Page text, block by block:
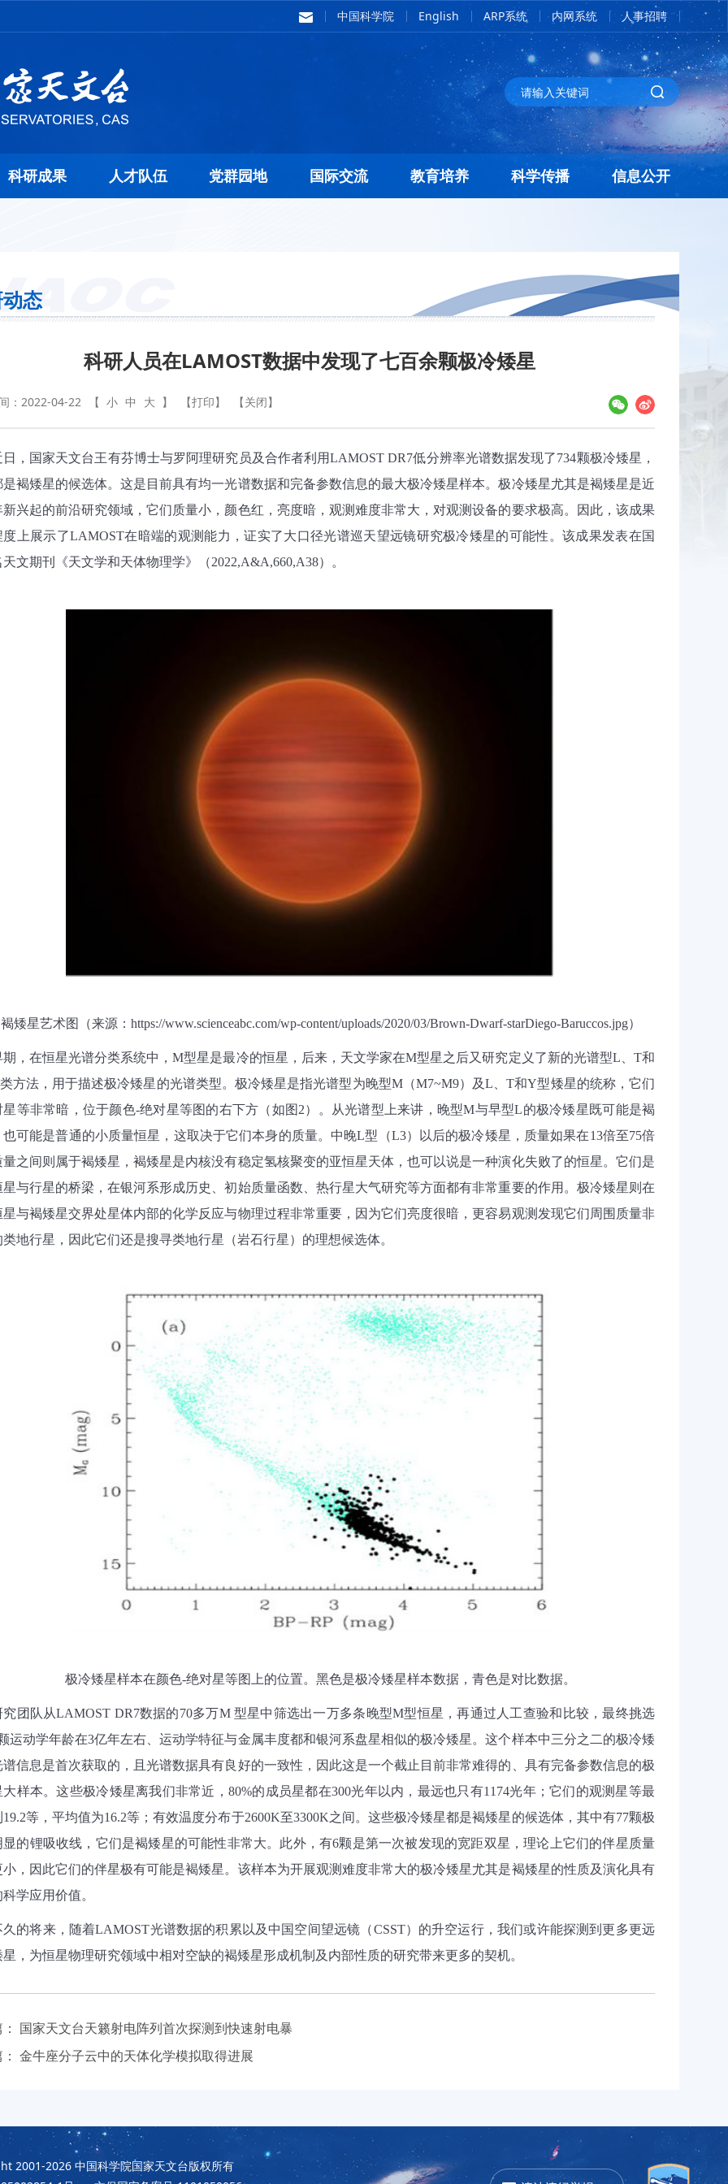
中国科学院 English ARP系统 内网系统 人事招聘
科研成果 人才队伍 党群园地 国际交流 教育培养 科学传播 信息公开
态
科研人员在LAMOST数据中发现了七百余颗极冷矮星
：2022-04-22 【 小 中 大 】 【打印】 【关闭】
日，国家天文台王有芬博士与罗阿理研究员及合作者利用LAMOST DR7低分辨率光谱数据发现了734颗极冷矮星，
褐矮星的候选体。这是目前具有均一光谱数据和完备参数信息的最大极冷矮星样本。极冷矮星尤其是褐矮星是近
新兴起的前沿研究领域，它们质量小，颜色红，亮度暗，观测难度非常大，对观测设备的要求极高。因此，该成果
度上展示了LAMOST在暗端的观测能力，证实了大口径光谱巡天望远镜研究极冷矮星的可能性。该成果发表在国
文期刊《天文学和天体物理学》（2022,A&A,660,A38）。
褐矮星艺术图（来源： https://www.scienceabc.com/wp-content/uploads/2020/03/Brown-Dwarf-starDiego-Baruccos.jpg）
期，在恒星光谱分类系统中，M型星是最冷的恒星，后来，天文学家在M型星之后又研究定义了新的光谱型L 、T和
方法，用于描述极冷矮星的光谱类型。极冷矮星是指光谱型为晚型M（M7~M9）及L 、T和Y型矮星的统称，它们
星等非常暗，位于颜色-绝对星等图的右下方（如图 2）。从光谱型上来讲，晚型M与早型L的极冷矮星既可能是褐
也可能是普通的小质量恒星，这取决于它们本身的质量。中晚L型（L3）以后的极冷矮星，质量如果在13倍至75倍
之间则属于褐矮星，褐矮星是内核没有稳定氢核聚变的亚恒星天体，也可以说是一种演化失败了的恒星。它们是
与行星的桥梁，在银河系形成历史、初始质量函数、热行星大气研究等方面都有非常重要的作用。极冷矮星则在
星与褐矮星交界处星体内部的化学反应与物理过程非常重要，因为它们亮度很暗，更容易观测发现它们周围质量非
类地行星，因此它们还是搜寻类地行星（岩石行星）的理想候选体。
极冷矮星样本在颜色-绝对星等图上的位置。黑色是极冷矮星样本数据，青色是对比数据。
究团队从LAMOST DR7数据的70多万M 型星中筛选出一万多条晚型M型恒星，再通过人工查验和比较，最终挑选
运动学年龄在3亿年左右、运动学特征与金属丰度都和银河系盘星相似的极冷矮星。这个样本中三分之二的极冷矮
信息是首次获取的，且光谱数据具有良好的一致性，因此这是一个截止目前非常难得的、具有完备参数信息的极
大样本。这些极冷矮星离我们非常近，80%的成员星都在300光年以内，最远也只有1174光年；它们的观测星等最
19.2等，平均值为16.2等；有效温度分布于2600K至3300K之间。这些极冷矮星都是褐矮星的候选体，其中有77颗极
显的锂吸收线，它们是褐矮星的可能性非常大。此外，有6颗是第一次被发现的宽距双星，理论上它们的伴星质量
小，因此它们的伴星极有可能是褐矮星。该样本为开展观测难度非常大的极冷矮星尤其是褐矮星的性质及演化具有
学应用价值。
久的将来，随着LAMOST光谱数据的积累以及中国空间望远镜（CSST）的升空运行，我们或许能探测到更多更远
，为恒星物理研究领域中相对空缺的褐矮星形成机制及内部性质的研究带来更多的契机。
国家天文台天籁射电阵列首次探测到快速射电暴
金牛座分子云中的天体化学模拟取得进展
2001-2026 中国科学院国家天文台版权所有